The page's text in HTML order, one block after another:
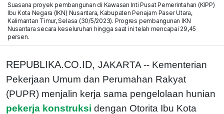
Suasana proyek pembangunan di Kawasan Inti Pusat Pemerintahan (KIPP)
Ibu Kota Negara (IKN) Nusantara, Kabupaten Penajam Paser Utara,
Kalimantan Timur, Selasa (30/5/2023). Progres pembangunan IKN
Nusantara secara keseluruhan hingga saat ini telah mencapai 29,45
persen.
REPUBLIKA.CO.ID, JAKARTA -- Kementerian
Pekerjaan Umum dan Perumahan Rakyat
(PUPR) menjalin kerja sama pengelolaan hunian
pekerja konstruksi dengan Otorita Ibu Kota